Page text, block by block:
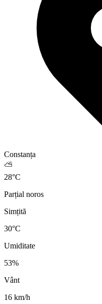
Constanța
⛅
28°C
Parțial noros
Simțită
30°C
Umiditate
53%
Vânt
16 km/h